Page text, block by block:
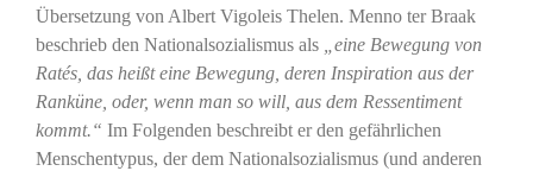
Übersetzung von Albert Vigoleis Thelen. Menno ter Braak
beschrieb den Nationalsozialismus als
„eine Bewegung von
Ratés, das heißt eine Bewegung, deren Inspiration aus der
Ranküne, oder, wenn man so will, aus dem Ressentiment
kommt.“ Im Folgenden beschreibt er den gefährlichen
Menschentypus, der dem Nationalsozialismus (und anderen